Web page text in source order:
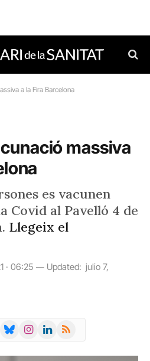
a la Fira Barcelona
massiva
es vacunen
Covid al Pavelló 4 de
Llegeix el
· 06:25 Updated: julio 7,
BlueskyInstagramLinkedIn
RSS